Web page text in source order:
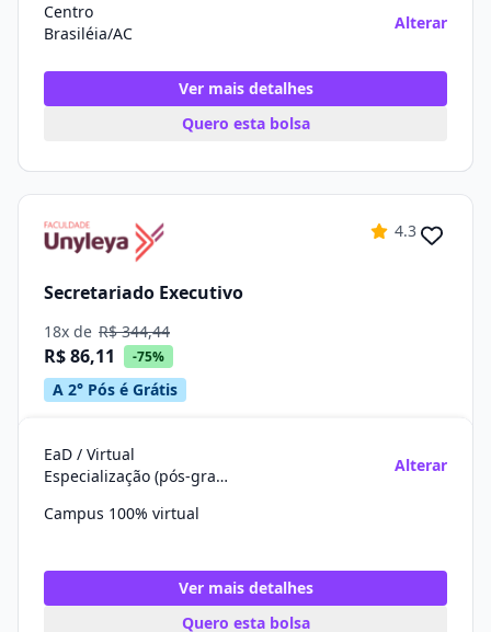
Centro
Brasiléia/AC
Alterar
Ver mais detalhes
Quero esta bolsa
4.3
Secretariado Executivo
18x de R$ 344,44
R$ 86,11 -75%
A 2° Pós é Grátis
EaD / Virtual
Especialização (pós-graduação)
Alterar
Campus 100% virtual
Ver mais detalhes
Quero esta bolsa